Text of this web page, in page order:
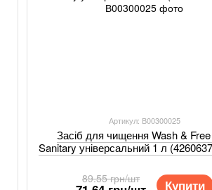
Артикул: В00300025
Засіб для чищення Wash &
Sanitary універсальний 1 л
89.55 грн/шт Купити